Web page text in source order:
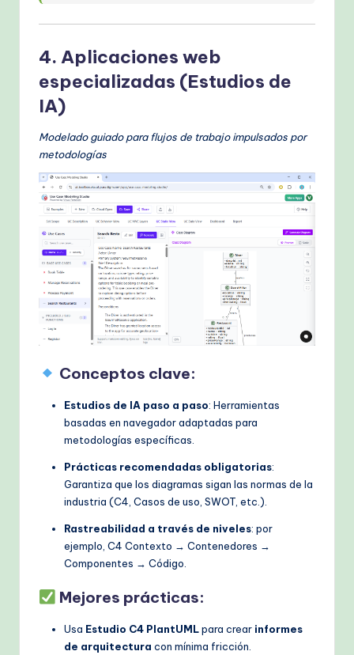
4. Aplicaciones web
especializadas (Estudios de
IA)
Modelado guiado para flujos de trabajo impulsados por
metodologías
Conceptos clave:
Estudios de IA paso a paso: Herramientas
basadas en navegador adaptadas para
metodologías específicas.
Prácticas recomendadas obligatorias:
Garantiza que los diagramas sigan las normas de la
industria (C4, Casos de uso, SWOT, etc.).
Rastreabilidad a través de niveles: por
ejemplo, C4 Contexto → Contenedores →
Componentes → Código.
Mejores prácticas:
Usa Estudio C4 PlantUMLpara crear informes
de arquitectura con mínima fricción.